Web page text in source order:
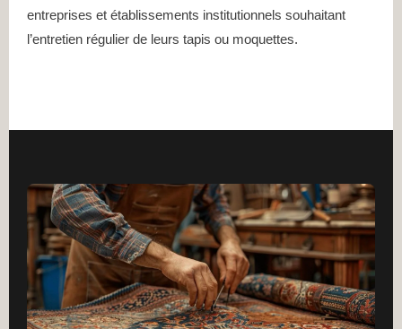
entreprises et établissements institutionnels souhaitant
l’entretien régulier de leurs tapis ou moquettes.